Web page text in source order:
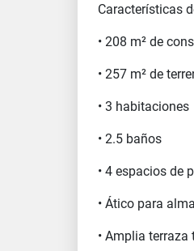
Características
• 208 m² de
• 257 m² de
• 3 habitaciones
• 2.5 baños
• 4 espacios de
• Ático para
• Amplia